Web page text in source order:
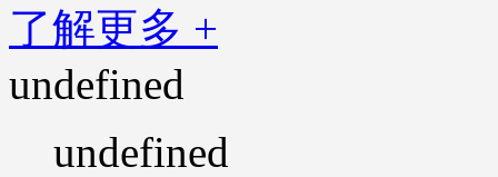
了解更多 +
undefined
undefined